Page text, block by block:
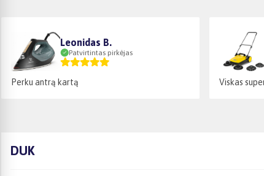
Leonidas B.
Patvirtintas pirkėjas
Perku antrą kartą Viskas
DUK